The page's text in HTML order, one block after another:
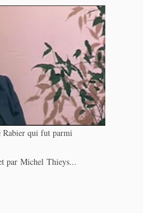
Rabier qui fut parmi
par Michel Thieys...